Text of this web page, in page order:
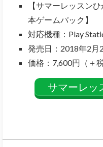
【サマーレッスン
本ゲームパック】
対応機種：Play
発売日：2018年2月
価格：7,600円（＋税
サマーレッ